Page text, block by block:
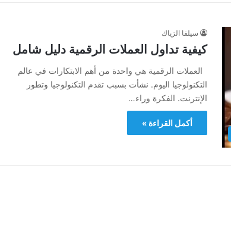
سيلفا الزياك
كيفية تداول العملات الرقمية دليل شامل
العملات الرقمية هي واحدة من أهم الابتكارات في عالم
التكنولوجيا اليوم. نشأت بسبب تقدم التكنولوجيا وتطور
الإنترنت. الفكرة وراء…
أكمل القراءة »